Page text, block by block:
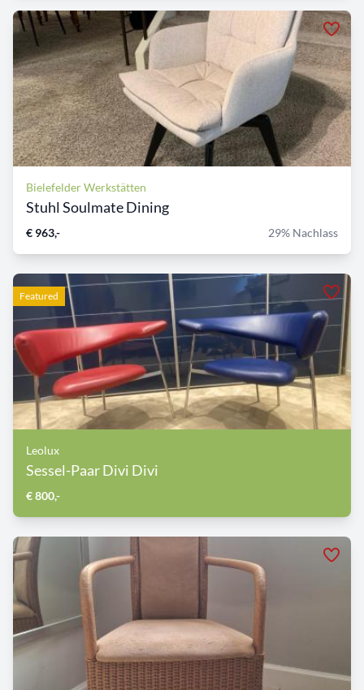
Bielefelder Werkstätten
Stuhl Soulmate Dining
€ 963,- 29% Nachlass
Featured
Leolux
Sessel-Paar Divi Divi
€ 800,-